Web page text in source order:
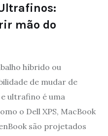
mão do
híbrido ou
de mudar de
ultrafino é uma
o Dell XPS, MacBook
são projetados